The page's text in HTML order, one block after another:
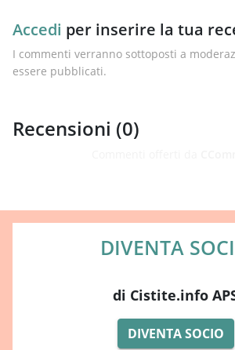
Accedi per inserire la tua
I commenti verranno sottoposti a
essere pubblicati.
Recensioni (0)
DIVENTA
di Cistite.info
DIVENTA SOCIO